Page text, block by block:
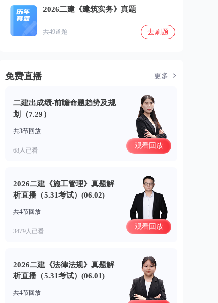
2026二建《建筑实务》真题
共49道题 去刷题
免费直播 更多
二建出成绩-前瞻命题趋势及规
划（7.29）
共3节回放
68人已看
观看回放
2026二建《施工管理》真题解
析直播（5.31考试）(06.02)
共4节回放
3479人已看
观看回放
2026二建《法律法规》真题解
析直播（5.31考试）(06.01)
共4节回放